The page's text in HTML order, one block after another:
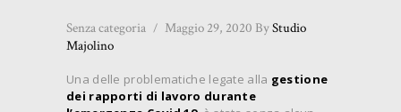
CONTATTI
Senza categoria Maggio 29, 2020 ByStudio
Majolino
Una delle problematiche legate alla gestione
dei rapporti di lavoro durante